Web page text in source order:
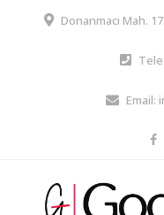
Donanmacı Mah.
Email: